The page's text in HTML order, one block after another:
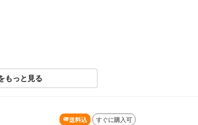
もっと見る
SOLD OUT
送料込 すぐに購入可